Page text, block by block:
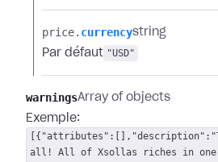
price.​ currencystring
Par défaut "USD"
warningsArray of objects
Exemple:
all! All of Xsollas riches in one